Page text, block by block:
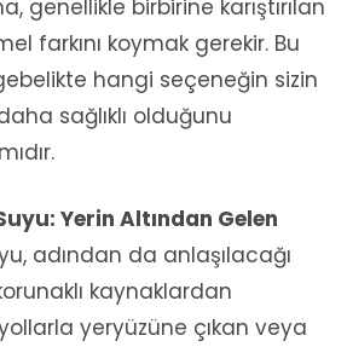
genellikle birbirine karıştırılan
farkını koymak gerekir. Bu
hangi seçeneğin sizin
sağlıklı olduğunu
Yerin Altından Gelen
adından da anlaşılacağı
kaynaklardan
yeryüzüne çıkan veya